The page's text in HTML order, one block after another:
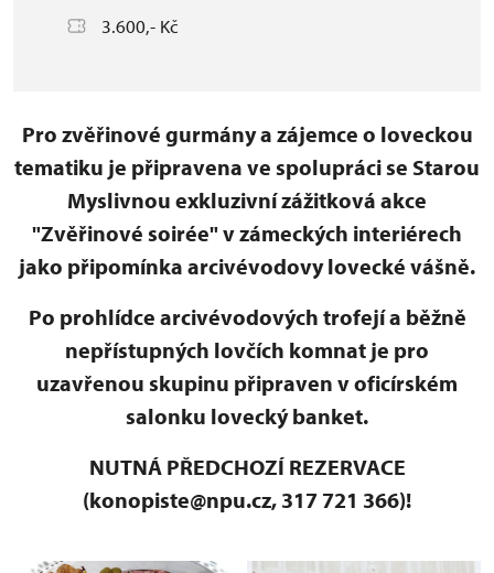
3.600,- Kč
Pro zvěřinové gurmány a zájemce o loveckou
tematiku je připravena ve spolupráci se Starou
Myslivnou exkluzivní zážitková akce
"Zvěřinové soirée" v zámeckých interiérech
jako připomínka arcivévodovy lovecké vášně.
Po prohlídce arcivévodových trofejí a běžně
nepřístupných lovčích komnat je pro
uzavřenou skupinu připraven v oficírském
salonku lovecký banket.
NUTNÁ PŘEDCHOZÍ REZERVACE
(konopiste@npu.cz, 317 721 366)!